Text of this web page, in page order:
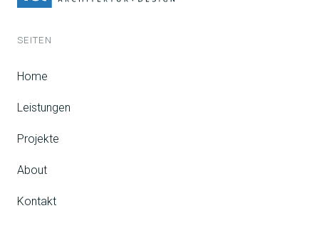
SEITEN
Home
Leistungen
Projekte
About
Kontakt